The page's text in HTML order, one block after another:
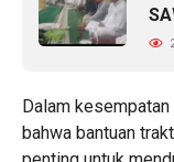
Dalam
bahwa bantuan